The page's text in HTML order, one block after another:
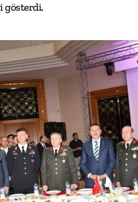
gösterdi.